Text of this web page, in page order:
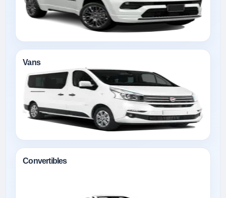
Vans
Convertibles